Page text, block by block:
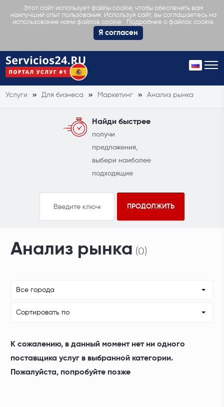
Этот сайт использует файлы cookie, чтобы обеспечить вам
наилучший опыт пользования. Используя сайт, вы соглашаетесь на
использование нами файлов cookie.
Подробнее о файлах cookie.
Я согласен
Услуги Для бизнеса Маркетинг Анализ рынка
Найди быстрее
получи
предложения,
выбери наиболее
подходящие
Анализ рынка (0)
Все города
Сортировать по
К сожалению, в данный момент нет ни одного
поставщика услуг в выбранной категории.
Пожалуйста, попробуйте позже